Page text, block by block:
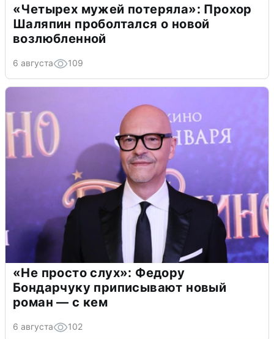
«Четырех мужей потеряла»: Прохор
Шаляпин проболтался о новой
возлюбленной
6 августа 109
«Не просто слух»: Федору
Бондарчуку приписывают новый
роман — с кем
6 августа 102